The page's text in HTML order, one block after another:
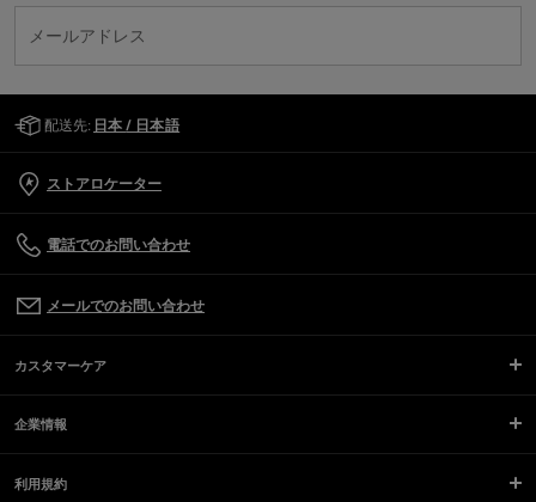
メールアドレス
配送先: 日本 / 日本語
ストアロケーター
電話でのお問い合わせ
メールでのお問い合わせ
カスタマーケア
企業情報
利用規約